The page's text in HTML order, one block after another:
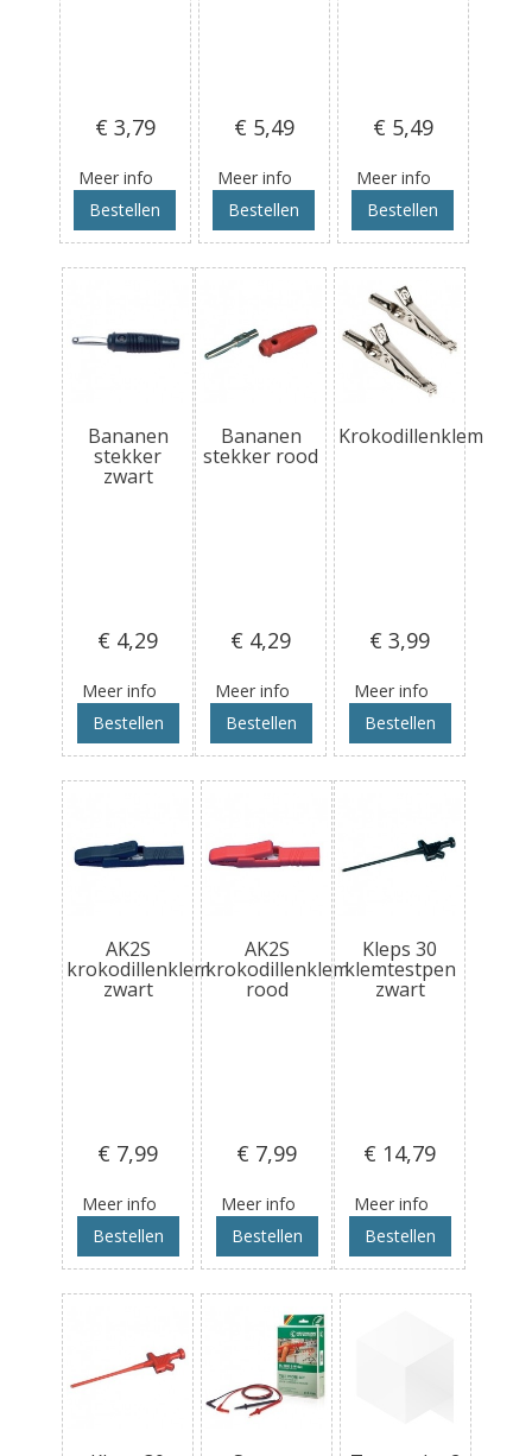
€ 3,79
Meer info
Bestellen
€ 5,49
Meer info
Bestellen
€ 5,49
Meer info
Bestellen
Bananen
stekker
zwart
€ 4,29
Meer info
Bestellen
Bananen
stekker rood
€ 4,29
Meer info
Bestellen
Krokodillenklem
€ 3,99
Meer info
Bestellen
AK2S
krokodillenklem
zwart
€ 7,99
Meer info
Bestellen
AK2S
krokodillenklem
rood
€ 7,99
Meer info
Bestellen
Kleps 30
klemtestpen
zwart
€ 14,79
Meer info
Bestellen